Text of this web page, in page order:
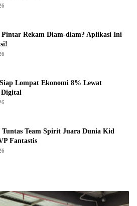
Pintar Rekam Diam-diam? Aplikasi Ini
Lompat Ekonomi 8% Lewat
Tuntas Team Spirit Juara Dunia Kid
Fantastis